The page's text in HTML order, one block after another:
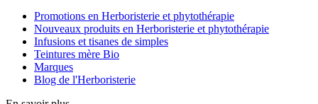
Promotions en Herboristerie et phytothérapie
Nouveaux produits en Herboristerie et phytothérapie
Infusions et tisanes de simples
Teintures mère Bio
Marques
Blog de l'Herboristerie